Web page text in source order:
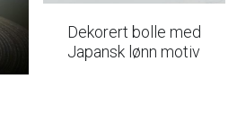
Dekorert bolle med
Japansk lønn motiv